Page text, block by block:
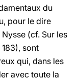
du
pour le dire
(cf. Sur les
sont
qui, dans les
avec toute la